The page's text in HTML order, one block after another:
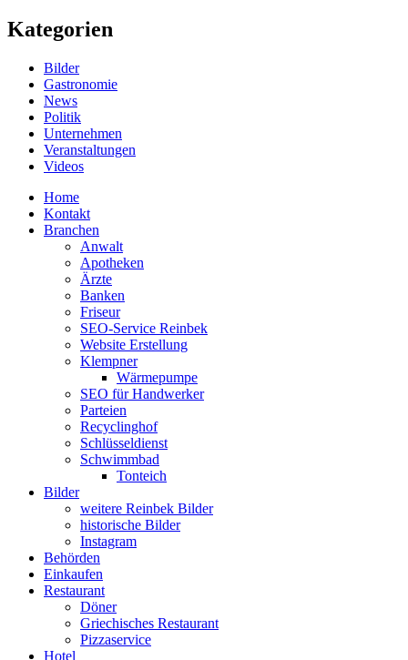
Kategorien
Bilder
Gastronomie
News
Politik
Unternehmen
Veranstaltungen
Videos
Home
Kontakt
Branchen
Anwalt
Apotheken
Ärzte
Banken
Friseur
SEO-Service Reinbek
Website Erstellung
Klempner
Wärmepumpe
SEO für Handwerker
Parteien
Recyclinghof
Schlüsseldienst
Schwimmbad
Tonteich
Bilder
weitere Reinbek Bilder
historische Bilder
Instagram
Behörden
Einkaufen
Restaurant
Döner
Griechisches Restaurant
Pizzaservice
Hotel